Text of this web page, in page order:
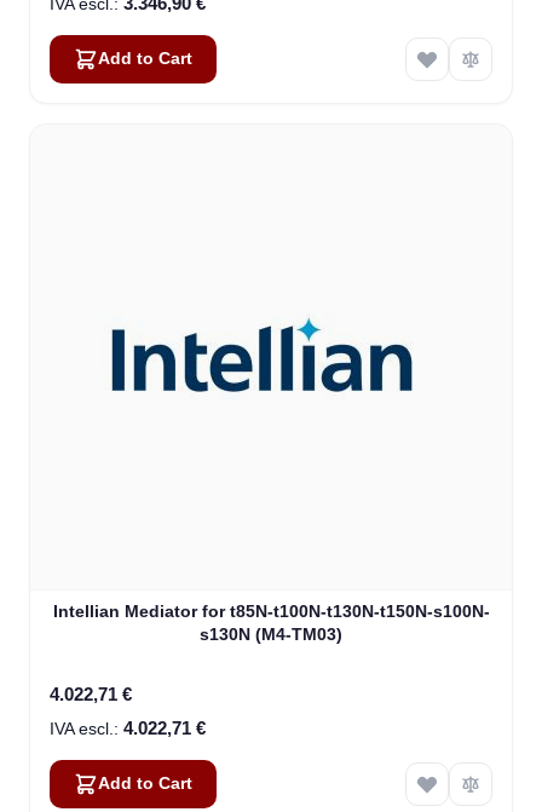
Add to Cart
Intellian Mediator for t85N-t100N-t130N-t150N-s100N-
s130N (M4-TM03)
4.022,71 €
4.022,71 €
Add to Cart